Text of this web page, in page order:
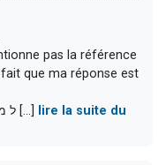
pas la référence
que ma réponse est
Oui, ce n'est pas une erreur : ל מ ע ש ה [...]
lire la suite du